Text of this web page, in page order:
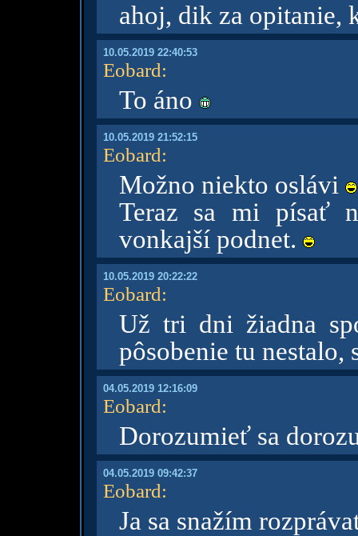
ahoj, dik za opitanie,
10.05.2019 22:40:53
Eobard:
To áno
10.05.2019 21:52:15
Eobard:
Možno niekto oslávi
Teraz sa mi písať
vonkajší podnet.
10.05.2019 20:22:22
Eobard:
Už tri dni žiadna
pôsobenie tu
04.05.2019 12:16:09
Eobard:
Dorozumieť sa
04.05.2019 09:42:37
Eobard:
Ja sa snažím